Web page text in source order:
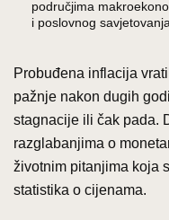
područjima
i poslovnog savjetovanja.
Probuđena inflacija
pažnje nakon dugih
stagnacije ili čak pada.
razglabanjima o
životnim pitanjima koja
statistika o cijenama.